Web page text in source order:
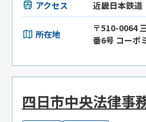
アクセス 近畿日本鉄道
所在地
〒510-0064
番6号 コーポ
四日市中央法律事